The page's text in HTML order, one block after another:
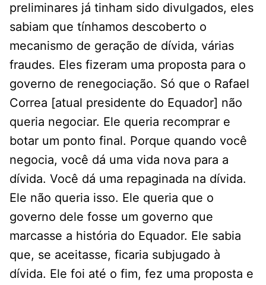
preliminares já tinham sido divulgados, eles
sabiam que tínhamos descoberto o
mecanismo de geração de dívida, várias
fraudes. Eles fizeram uma proposta para o
governo de renegociação. Só que o Rafael
Correa [atual presidente do Equador] não
queria negociar. Ele queria recomprar e
botar um ponto final. Porque quando você
negocia, você dá uma vida nova para a
dívida. Você dá uma repaginada na dívida.
Ele não queria isso. Ele queria que o
governo dele fosse um governo que
marcasse a história do Equador. Ele sabia
que, se aceitasse, ficaria subjugado à
dívida. Ele foi até o fim, fez uma proposta e